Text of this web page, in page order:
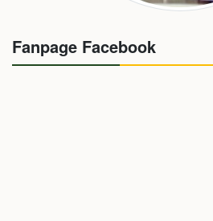
Fanpage Facebook